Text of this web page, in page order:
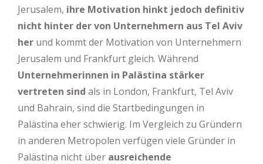
Jerusalem, ihre Motivation hinkt jedoch definitiv
nicht hinter der von Unternehmern aus Tel Aviv
her und kommt der Motivation von Unternehmern
Jerusalem und Frankfurt gleich. Während
Unternehmerinnen in Palästina stärker
vertreten sind als in London, Frankfurt, Tel Aviv
und Bahrain, sind die Startbedingungen in
Palästina eher schwierig. Im Vergleich zu Gründern
in anderen Metropolen verfügen viele Gründer in
Palästina nicht über ausreichende